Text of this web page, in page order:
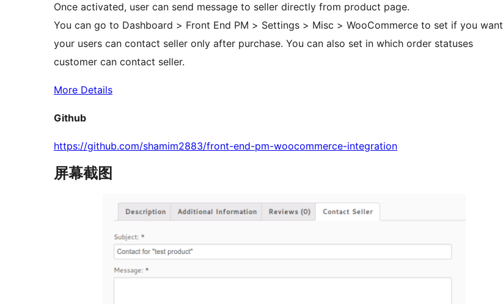
Once activated, user can send message to seller directly from product page.
You can go to Dashboard > Front End PM > Settings > Misc > WooCommerce to set if you want
your users can contact seller only after purchase. You can also set in which order statuses
customer can contact seller.
More Details
Github
https://github.com/shamim2883/front-end-pm-woocommerce-integration
屏幕截图